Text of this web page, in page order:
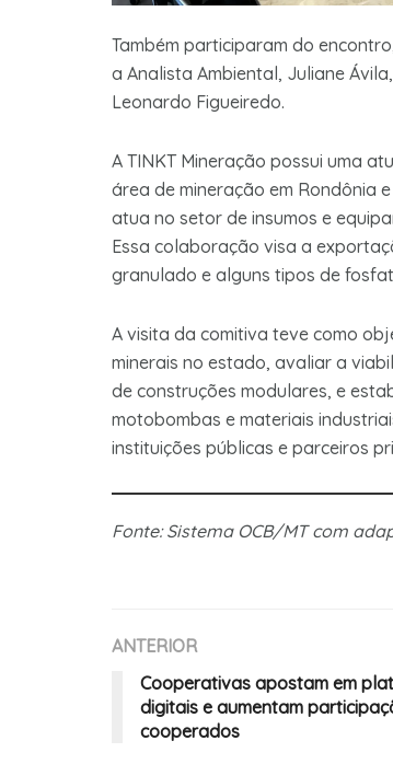
Também participaram do
a Analista Ambiental, Juliane
Leonardo Figueiredo.
A TINKT Mineração possui uma
área de mineração em Rondônia
atua no setor de insumos e
Essa colaboração visa a
granulado e alguns tipos de
A visita da comitiva teve como
minerais no estado, avaliar a
de construções modulares, e
motobombas e materiais
instituições públicas e parceiros
Fonte: Sistema OCB/MT com
ANTERIOR
Cooperativas apostam em
digitais e aumentam
cooperados